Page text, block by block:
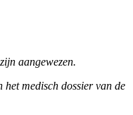
aangewezen.
medisch dossier van de